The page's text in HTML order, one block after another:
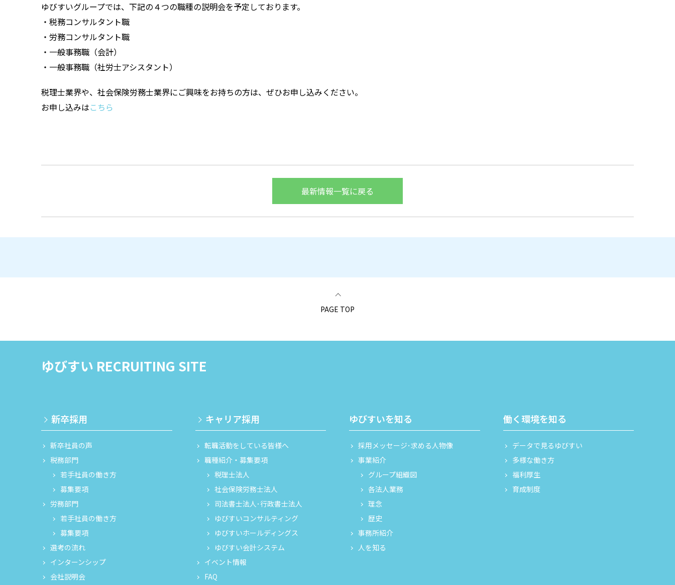
ゆびすいグループでは、下記の４つの職種の説明会を予定しております。
・税務コンサルタント職
・労務コンサルタント職
・一般事務職（会計）
・一般事務職（社労士アシスタント）
税理士業界や、社会保険労務士業界にご興味をお持ちの方は、ぜひお申し込みください。
お申し込みはこちら
最新情報一覧に戻る
PAGE TOP
ゆびすい RECRUITING SITE
新卒採用
新卒社員の声
税務部門
若手社員の働き方
募集要項
労務部門
若手社員の働き方
募集要項
選考の流れ
インターンシップ
会社説明会
キャリア採用
転職活動をしている皆様へ
職種紹介・募集要項
税理士法人
社会保険労務士法人
司法書士法人･行政書士法人
ゆびすいコンサルティング
ゆびすいホールディングス
ゆびすい会計システム
イベント情報
FAQ
ゆびすいを知る
採用メッセージ･求める人物像
事業紹介
グループ組織図
各法人業務
理念
歴史
事務所紹介
人を知る
働く環境を知る
データで見るゆびすい
多様な働き方
福利厚生
育成制度